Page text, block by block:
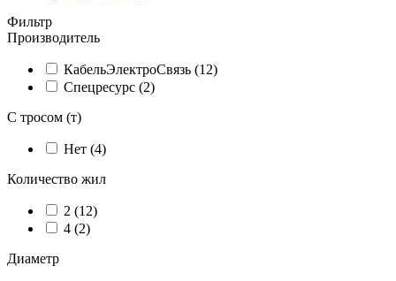
Фильтр
Производитель
КабельЭлектроСвязь (12)
Спецресурс (2)
C тросом (т)
Нет (4)
Количество жил
2 (12)
4 (2)
Диаметр